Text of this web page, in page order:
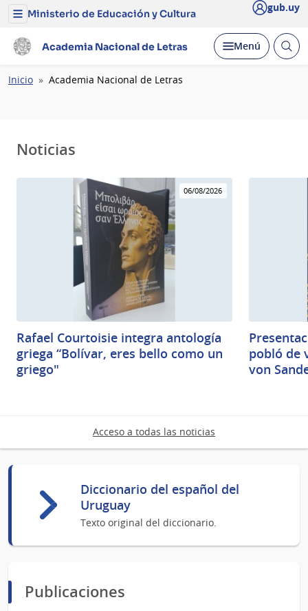
Menú
Ministerio
de
y
Cultura
Ministerio de Educación y Cultura gub.uy
Academia Nacional de Letras Desplegar
Menú Abrir
Ruta
Inicio Academia Nacional de Letras
Noticias
06/08/2026
Rafael Courtoisie integra antología
griega “Bolívar, eres bello como un
griego"
pobló de
von
Acceso a todas las noticias
Diccionario del español del
Uruguay
Texto original del diccionario.
Publicaciones